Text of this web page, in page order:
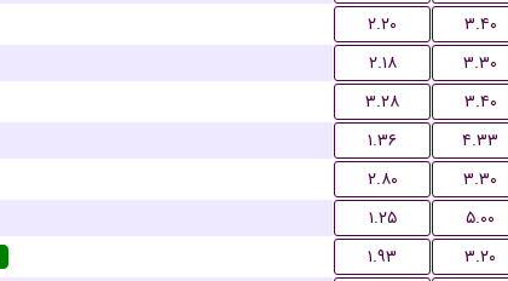
۲.۲۰ ۳.۴۰
۲.۱۸ ۳.۳۰
۳.۲۸ ۳.۴۰
۱.۳۶ ۴.۳۳
۲.۸۰ ۳.۳۰
۱.۲۵ ۵.۰۰
۱.۹۳ ۳.۲۰